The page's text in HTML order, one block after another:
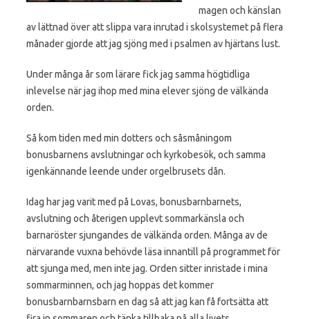
magen och känslan
av lättnad över att slippa vara inrutad i skolsystemet på flera
månader gjorde att jag sjöng med i psalmen av hjärtans lust.
Under många år som lärare fick jag samma högtidliga
inlevelse när jag ihop med mina elever sjöng de välkända
orden.
Så kom tiden med min dotters och såsmåningom
bonusbarnens avslutningar och kyrkobesök, och samma
igenkännande leende under orgelbrusets dån.
Idag har jag varit med på Lovas, bonusbarnbarnets,
avslutning och återigen upplevt sommarkänsla och
barnaröster sjungandes de välkända orden. Många av de
närvarande vuxna behövde läsa innantill på programmet för
att sjunga med, men inte jag. Orden sitter inristade i mina
sommarminnen, och jag hoppas det kommer
bonusbarnbarnsbarn en dag så att jag kan få fortsätta att